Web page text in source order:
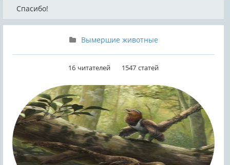
Спасибо!
Вымершие животные
16 читателей 1547 статей